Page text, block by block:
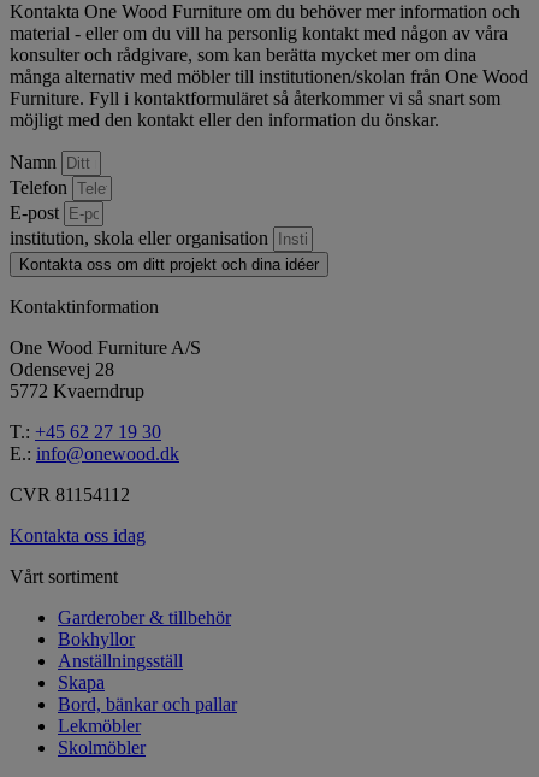
Kontakta One Wood Furniture om du behöver mer information och
material - eller om du vill ha personlig kontakt med någon av våra
konsulter och rådgivare, som kan berätta mycket mer om dina
många alternativ med möbler till institutionen/skolan från One Wood
Furniture. Fyll i kontaktformuläret så återkommer vi så snart som
möjligt med den kontakt eller den information du önskar.
Namn
Telefon
E-post
institution, skola eller organisation
Kontakta oss om ditt projekt och dina idéer
Kontaktinformation
One Wood Furniture A/S
Odensevej 28
5772 Kvaerndrup
T.: +45 62 27 19 30
E.: info@onewood.dk
CVR 81154112
Kontakta oss idag
Vårt sortiment
Garderober & tillbehör
Bokhyllor
Anställningsställ
Skapa
Bord, bänkar och pallar
Lekmöbler
Skolmöbler